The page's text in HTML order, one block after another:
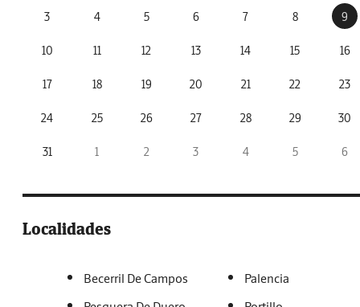
3 4 5 6 7 8 9
10 11 12 13 14 15 16
17 18 19 20 21 22 23
24 25 26 27 28 29 30
31 1 2 3 4 5 6
Localidades
Becerril De Campos
Palencia